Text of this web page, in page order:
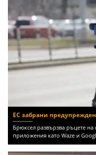
ЕС забрани
Брюксел развързва ръцете на
приложения като Waze и